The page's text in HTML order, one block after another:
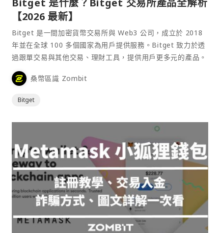
【2026 最新】
Bitget 是一間加密貨幣交易所與 Web3 公司，成立於 2018
年並在全球 100 多個國家為用戶提供服務。Bitget 致力於透
過跟單交易與其他交易、理財工具，提供用戶更多元的產品。
桑幣區識 Zombit
Bitget